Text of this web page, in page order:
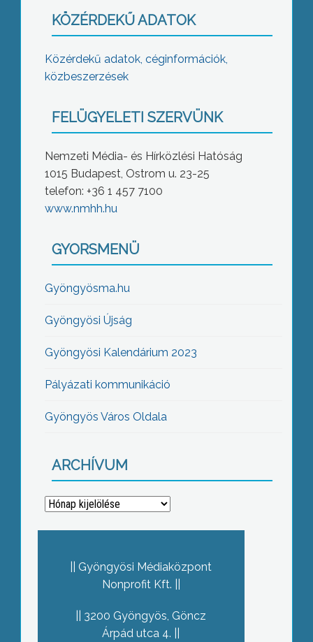
KÖZÉRDEKŰ ADATOK
Közérdekű adatok, céginformációk,
közbeszerzések
FELÜGYELETI SZERVÜNK
Nemzeti Média- és Hírközlési Hatóság
1015 Budapest, Ostrom u. 23-25
telefon: +36 1 457 7100
www.nmhh.hu
GYORSMENÜ
Gyöngyösma.hu
Gyöngyösi Újság
Gyöngyösi Kalendárium 2023
Pályázati kommunikáció
Gyöngyös Város Oldala
ARCHÍVUM
Archívum
Gyöngyösi Médiaközpont
Nonprofit Kft.
3200 Gyöngyös, Göncz
Árpád utca 4.